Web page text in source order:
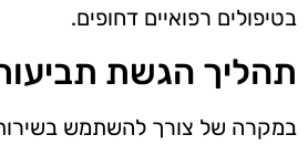
בטיפולים רפואיים דחופים.
תהליך הגשת
במקרה של צורך להשתמש